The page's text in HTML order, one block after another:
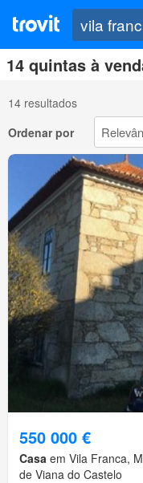
14 quintas à
14 resultados
Ordenar por
550 000 €
Casa em Vila Franca,
de Viana do Castelo